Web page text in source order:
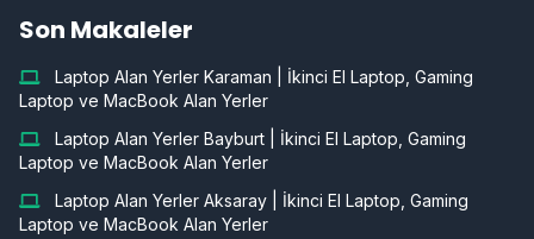
Son Makaleler
Laptop Alan Yerler Karaman | İkinci El Laptop, Gaming
Laptop ve MacBook Alan Yerler
Laptop Alan Yerler Bayburt | İkinci El Laptop, Gaming
Laptop ve MacBook Alan Yerler
Laptop Alan Yerler Aksaray | İkinci El Laptop, Gaming
Laptop ve MacBook Alan Yerler